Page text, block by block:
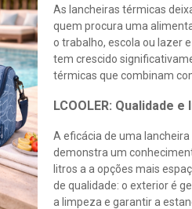
As lancheiras térmicas
quem procura uma
o trabalho, escola ou lazer
tem crescido
térmicas que combinam
LCOOLER: Qualidade
A eficácia de uma
demonstra um
litros a a opções mais
de qualidade: o exterior é
a limpeza e garantir a